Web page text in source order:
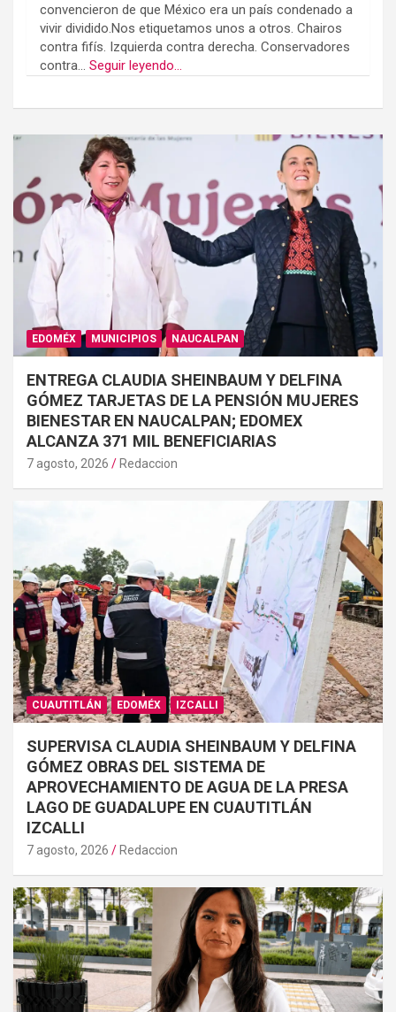
convencieron de que México era un país condenado a
vivir dividido.Nos etiquetamos unos a otros. Chairos
contra fifís. Izquierda contra derecha. Conservadores
contra... Seguir leyendo...
EDOMÉX MUNICIPIOS NAUCALPAN
ENTREGA CLAUDIA SHEINBAUM Y DELFINA
GÓMEZ TARJETAS DE LA PENSIÓN MUJERES
BIENESTAR EN NAUCALPAN; EDOMEX
ALCANZA 371 MIL BENEFICIARIAS
7 agosto, 2026 Redaccion
CUAUTITLÁN EDOMÉX IZCALLI
SUPERVISA CLAUDIA SHEINBAUM Y DELFINA
GÓMEZ OBRAS DEL SISTEMA DE
APROVECHAMIENTO DE AGUA DE LA PRESA
LAGO DE GUADALUPE EN CUAUTITLÁN
IZCALLI
7 agosto, 2026 Redaccion